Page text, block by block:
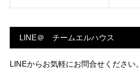
LINE＠ チームエルハウス
LINEからお気軽にお問合せください。